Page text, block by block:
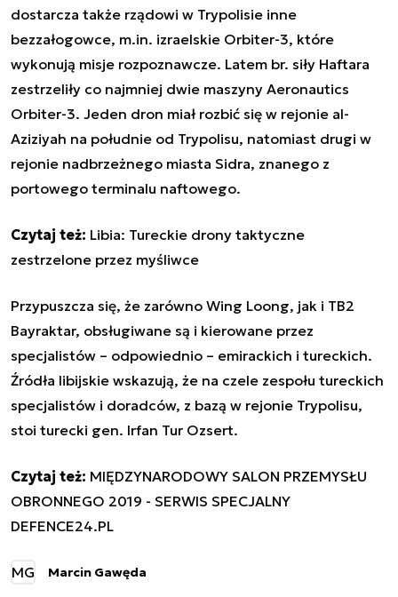
dostarcza także rządowi w Trypolisie inne
bezzałogowce, m.in. izraelskie Orbiter-3, które
wykonują misje rozpoznawcze. Latem br. siły Haftara
zestrzeliły co najmniej dwie maszyny Aeronautics
Orbiter-3. Jeden dron miał rozbić się w rejonie al-
Aziziyah na południe od Trypolisu, natomiast drugi w
rejonie nadbrzeżnego miasta Sidra, znanego z
portowego terminalu naftowego.
Czytaj też: Libia: Tureckie drony taktyczne
zestrzelone przez myśliwce
Przypuszcza się, że zarówno Wing Loong, jak i TB2
Bayraktar, obsługiwane są i kierowane przez
specjalistów – odpowiednio – emirackich i tureckich.
Źródła libijskie wskazują, że na czele zespołu tureckich
specjalistów i doradców, z bazą w rejonie Trypolisu,
stoi turecki gen. Irfan Tur Ozsert.
Czytaj też: MIĘDZYNARODOWY SALON PRZEMYSŁU
OBRONNEGO 2019 - SERWIS SPECJALNY
DEFENCE24.PL
MG Marcin Gawęda